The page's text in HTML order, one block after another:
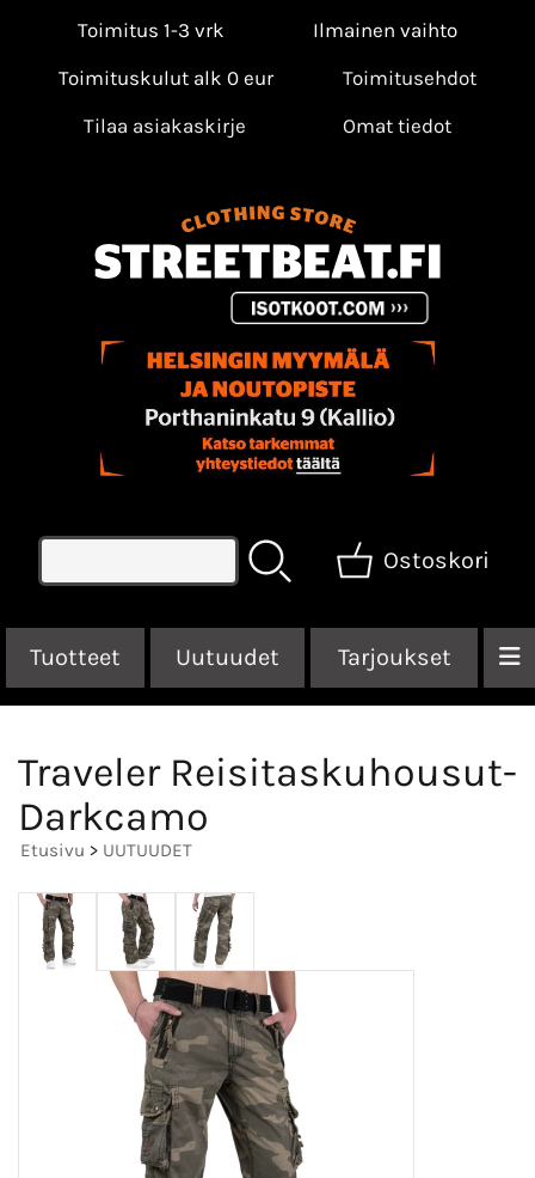
Toimitus 1-3 vrk
Ilmainen vaihto
Toimituskulut alk 0 eur
Toimitusehdot
Tilaa asiakaskirje
Omat tiedot
Ostoskori
Tuotteet Uutuudet Tarjoukset
Traveler Reisitaskuhousut-
Darkcamo
Etusivu > UUTUUDET